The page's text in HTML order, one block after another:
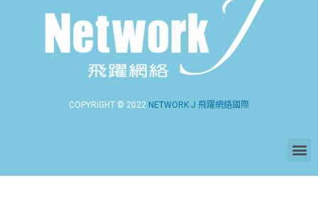
COPYRIGHT © 2022 NETWORK J 飛躍網絡國際